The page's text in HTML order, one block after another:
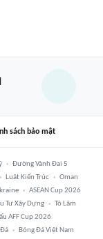
sách bảo mật
Đường Vành Đai 5
Luật Kiến Trúc
Oman
ASEAN Cup 2026
Tư Xây Dựng
Tô Lâm
AFF Cup 2026
Bóng Đá Việt Nam